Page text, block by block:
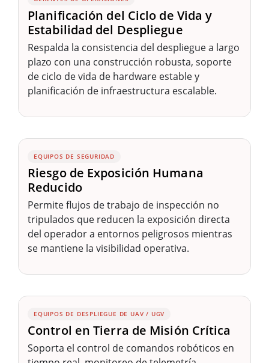
Planificación del Ciclo de Vida y
Estabilidad del Despliegue
Respalda la consistencia del despliegue a largo
plazo con una construcción robusta, soporte
de ciclo de vida de hardware estable y
planificación de infraestructura escalable.
EQUIPOS DE SEGURIDAD
Riesgo de Exposición Humana
Reducido
Permite flujos de trabajo de inspección no
tripulados que reducen la exposición directa
del operador a entornos peligrosos mientras
se mantiene la visibilidad operativa.
EQUIPOS DE DESPLIEGUE DE UAV / UGV
Control en Tierra de Misión Crítica
Soporta el control de comandos robóticos en